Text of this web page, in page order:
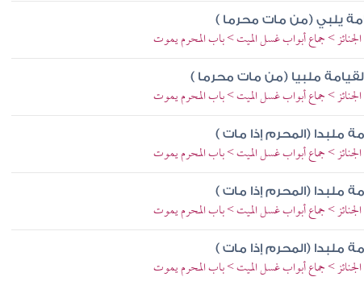
يلبي (من مات محرما )
> جماع أبواب غسل الميت > باب المحرم يموت
ملبيا (من مات محرما )
> جماع أبواب غسل الميت > باب المحرم يموت
ملبدا (المحرم إذا مات )
> جماع أبواب غسل الميت > باب المحرم يموت
ملبدا (المحرم إذا مات )
> جماع أبواب غسل الميت > باب المحرم يموت
ملبدا (المحرم إذا مات )
> جماع أبواب غسل الميت > باب المحرم يموت